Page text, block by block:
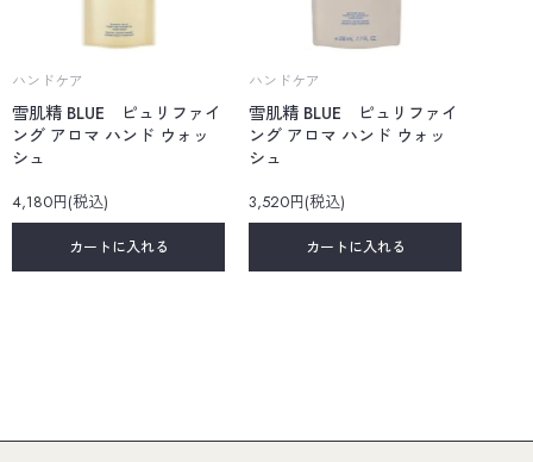
ハンドケア
雪肌精 BLUE ピュリファイ
ング アロマ ハンド ウォッ
シュ
4,180円(税込)
カートに入れる
ハンドケア
雪肌精 BLUE ピュリファイ
ング アロマ ハンド ウォッ
シュ
3,520円(税込)
カートに入れる